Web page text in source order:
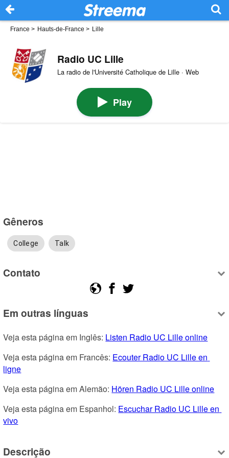
France > Hauts-de-France > Lille
Radio UC Lille
La radio de l'Université Catholique de Lille · Web
Play
Gêneros
College Talk
Contato
Em outras línguas
Veja esta página em Inglês: Listen Radio UC Lille online
Veja esta página em Francês: Ecouter Radio UC Lille en
ligne
Veja esta página em Alemão: Hören Radio UC Lille online
Veja esta página em Espanhol: Escuchar Radio UC Lille en
vivo
Descrição